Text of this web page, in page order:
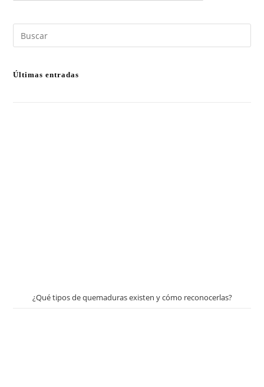
Últimas entradas
¿Qué tipos de quemaduras existen y cómo reconocerlas?